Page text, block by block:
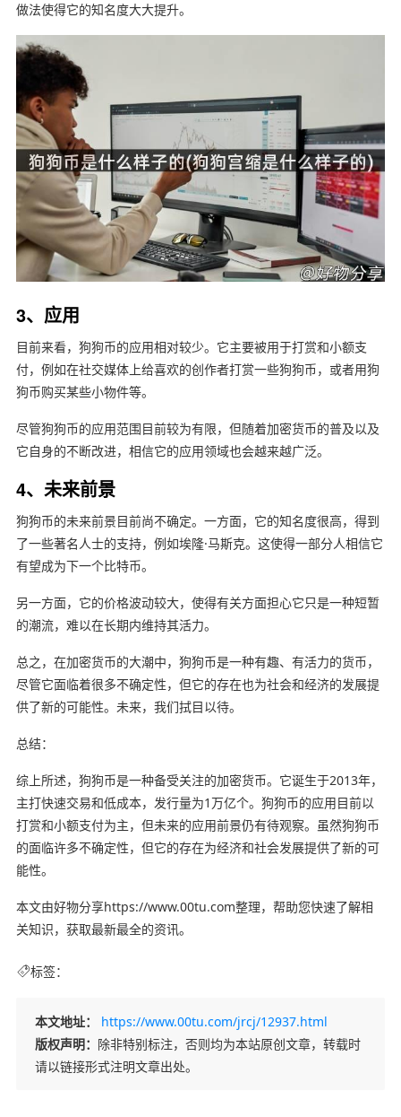
做法使得它的知名度大大提升。
3、应用
目前来看，狗狗币的应用相对较少。它主要被用于打赏和小额支
付，例如在社交媒体上给喜欢的创作者打赏一些狗狗币，或者用狗
狗币购买某些小物件等。
尽管狗狗币的应用范围目前较为有限，但随着加密货币的普及以及
它自身的不断改进，相信它的应用领域也会越来越广泛。
4、未来前景
狗狗币的未来前景目前尚不确定。一方面，它的知名度很高，得到
了一些著名人士的支持，例如埃隆·马斯克。这使得一部分人相信它
有望成为下一个比特币。
另一方面，它的价格波动较大，使得有关方面担心它只是一种短暂
的潮流，难以在长期内维持其活力。
总之，在加密货币的大潮中，狗狗币是一种有趣、有活力的货币，
尽管它面临着很多不确定性，但它的存在也为社会和经济的发展提
供了新的可能性。未来，我们拭目以待。
总结：
综上所述，狗狗币是一种备受关注的加密货币。它诞生于2013年，
主打快速交易和低成本，发行量为1万亿个。狗狗币的应用目前以
打赏和小额支付为主，但未来的应用前景仍有待观察。虽然狗狗币
的面临许多不确定性，但它的存在为经济和社会发展提供了新的可
能性。
本文由好物分享https://www.00tu.com整理，帮助您快速了解相
关知识，获取最新最全的资讯。
标签：
本文地址：
https://www.00tu.com/jrcj/12937.html
版权声明： 除非特别标注，否则均为本站原创文章，转载时
请以链接形式注明文章出处。